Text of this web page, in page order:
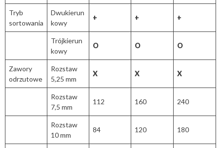
Tryb
sortowania
Dwukierun
kowy
​+ + +
Trójkierun
kowy
O O O
Zawory
odrzutowe
Rozstaw
5,25 mm
​X ​X ​X
Rozstaw
7,5 mm
112 160 240
Rozstaw
10 mm
84 120 180